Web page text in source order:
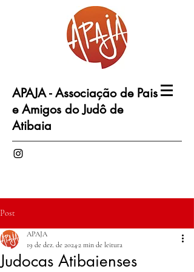
APAJA - Associação de Pais
e Amigos do Judô de
Atibaia
Post
Judocas Atibaienses
APAJA
19 de dez. de 20242 min de leitura